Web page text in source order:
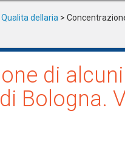
Qualita dellaria >
di
Bologna.